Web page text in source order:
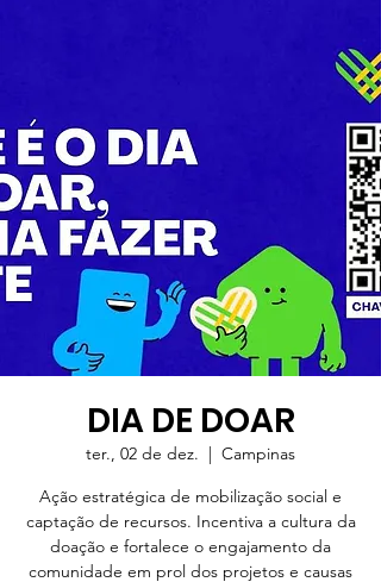
DIA DE DOAR
ter., 02 de dez.
  |
Campinas
Ação estratégica de mobilização social e
captação de recursos. Incentiva a cultura da
doação e fortalece o engajamento da
comunidade em prol dos projetos e causas